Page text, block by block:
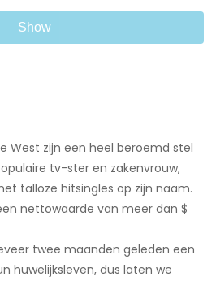
Show
West zijn een heel beroemd stel
tv-ster en zakenvrouw,
talloze hitsingles op zijn naam.
nettowaarde van meer dan $
twee maanden geleden een
huwelijksleven, dus laten we